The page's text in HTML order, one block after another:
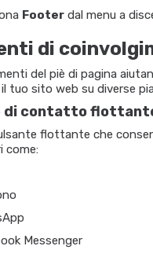
Footer dal menu a
di
del piè di pagina
tuo sito web su diverse
di contatto
flottante che
come:
Messenger